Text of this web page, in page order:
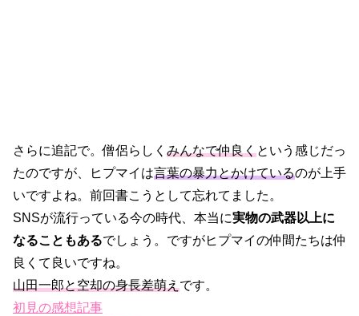
さらに追記で。僧侶らしく みんなで仲良くという感じだっ
たのですが、ヒプマイは言葉の暴力とかけているのが上手
いですよね。前回書こうとして忘れてました。
SNSが流行っている今の時代、本当に実物の武器以上に
なることもあるでしょう。ですがヒプマイの仲間たちは仲
良くて良いですね。
山田一郎と空却の身長差萌えです。
初見の感想記事